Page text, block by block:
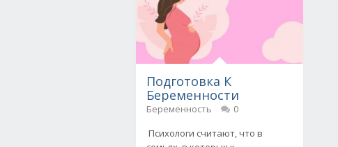
Подготовка К
Беременности
Беременность
0
Психологи считают, что в